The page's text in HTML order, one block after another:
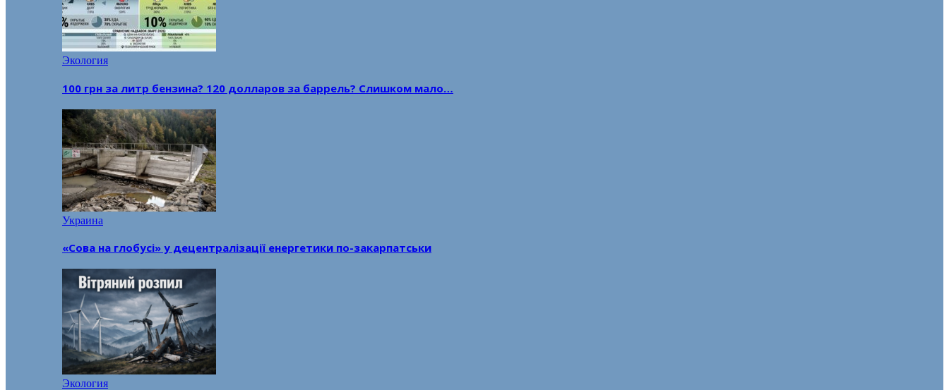
Экология
100 грн за литр бензина? 120 долларов за баррель? Слишком мало…
Украина
«Сова на глобусі» у децентралізації енергетики по-закарпатськи
Экология